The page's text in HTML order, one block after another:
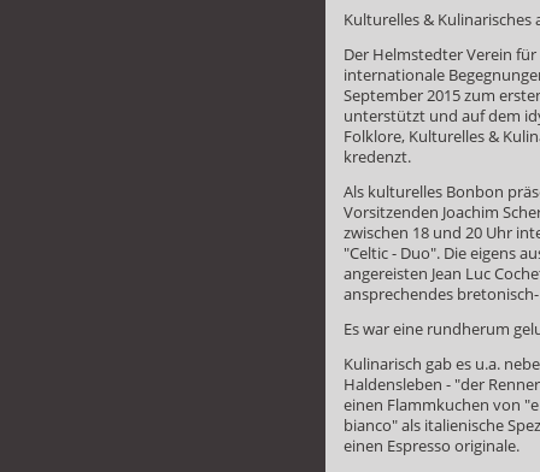
Kulturelles &
Der Helmstedter Verein
internationale
September 2015 zum
unterstützt und auf dem
Folklore, Kulturelles &
kredenzt.
Als kulturelles Bonbon
Vorsitzenden Joachim
zwischen 18 und 20 Uhr
"Celtic - Duo". Die eigens
angereisten Jean Luc
ansprechendes
Es war eine rundherum
Kulinarisch gab es u.a.
Haldensleben - "der
einen Flammkuchen von
bianco" als italienische
einen Espresso originale.